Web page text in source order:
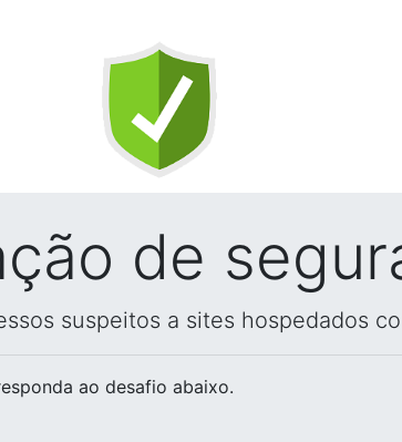
de
suspeitos a sites hospedados
ao desafio abaixo.